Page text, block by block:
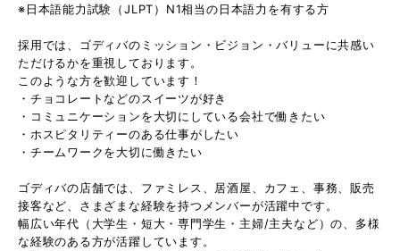
※日本語能力試験（JLPT）N1相当の日本語力を有する方
採用では、ゴディバのミッション・ビジョン・バリューに共感い
ただけるかを重視しております。
このような方を歓迎しています！
・チョコレートなどのスイーツが好き
・コミュニケーションを大切にしている会社で働きたい
・ホスピタリティーのある仕事がしたい
・チームワークを大切に働きたい
ゴディバの店舗では、ファミレス、居酒屋、カフェ、事務、販売
接客など、さまざまな経験を持つメンバーが活躍中です。
幅広い年代（大学生・短大・専門学生・主婦/主夫など）の、多様
な経験のある方が活躍しています。